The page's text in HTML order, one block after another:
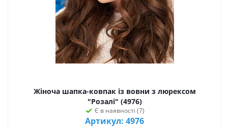
Жіноча шапка-ковпак із вовни з люрексом
"Розалі" (4976)
Є в наявності (7)
Артикул: 4976